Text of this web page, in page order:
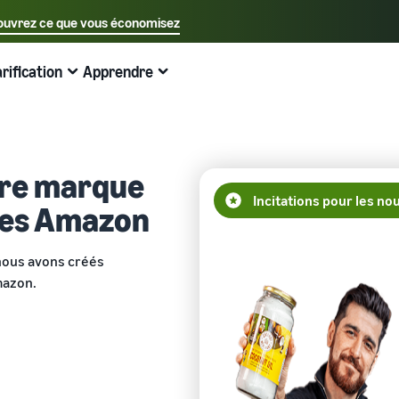
ce que vous économisez
Sélectionnez votre langue préférée
中文 - CN
Guide du débutant
A savoir avant de commencer à vendre
Débloquez les actions recommandées qui peuvent vous
aider à vendre 9 fois plus la première année
Externalisez l'expédition, les retours et le service client
Vendez à travers l'Europe
Économisez 53 % sur les frais d'expédition et développez
votre activité dans toute l'Union européenne
Traitez les commandes multi-canaux
Utilisez votre stock Expédié par Amazon pour les ventes
Vendez des produits à bas prix et atteignez des millions
Vendez des produits faits main
Vendez vos produits artisanaux dans le monde entier
Vendez des produits reconditionnés et d'occasion à des
Découvrez des partenaires logiciels approuvés par
Calculateur de revenus
Estimez vos ventes sur Amazon
Comparez les coûts par méthode d'expédition
Apprendre
Qu'est-ce que le dropshipping ?
Externaliser l'intégralité du processus de livraison des
produits, du fabricant au client
Produits les plus vendus en ligne
Trouvez des produits tendance pour votre entreprise en
Gestion des stocks pour le commerce
Guide de base sur le fonctionnement de la gestion des
marque
Amazon
avons créés
Incitations pour les